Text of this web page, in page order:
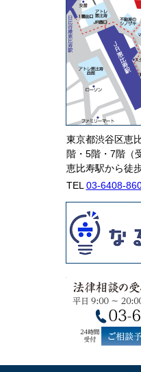
東京都渋谷区恵
階・5階・7階（
恵比寿駅から徒
TEL 03-6408-